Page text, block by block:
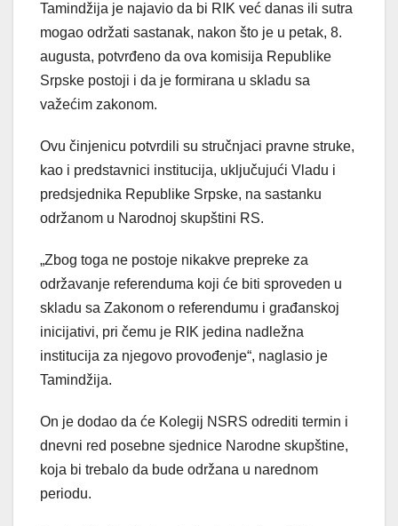
Tamindžija je najavio da bi RIK već danas ili sutra
mogao održati sastanak, nakon što je u petak, 8.
augusta, potvrđeno da ova komisija Republike
Srpske postoji i da je formirana u skladu sa
važećim zakonom.
Ovu činjenicu potvrdili su stručnjaci pravne struke,
kao i predstavnici institucija, uključujući Vladu i
predsjednika Republike Srpske, na sastanku
održanom u Narodnoj skupštini RS.
„Zbog toga ne postoje nikakve prepreke za
održavanje referenduma koji će biti sproveden u
skladu sa Zakonom o referendumu i građanskoj
inicijativi, pri čemu je RIK jedina nadležna
institucija za njegovo provođenje“, naglasio je
Tamindžija.
On je dodao da će Kolegij NSRS odrediti termin i
dnevni red posebne sjednice Narodne skupštine,
koja bi trebalo da bude održana u narednom
periodu.